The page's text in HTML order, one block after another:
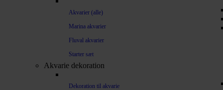
Akvarier (alle)
Marina akvarier
Fluval akvarier
Starter sæt
Akvarie dekoration
Dekoration til akvarie